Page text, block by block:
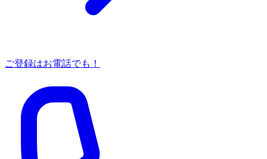
ご登録はお電話でも！